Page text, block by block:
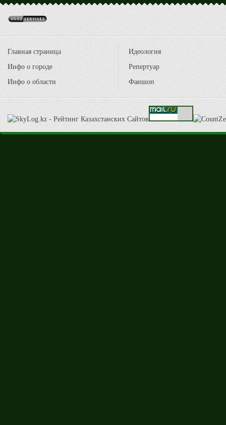
Главная страница
Инфо о городе
Инфо о области
Идеология
Репертуар
Фаншоп